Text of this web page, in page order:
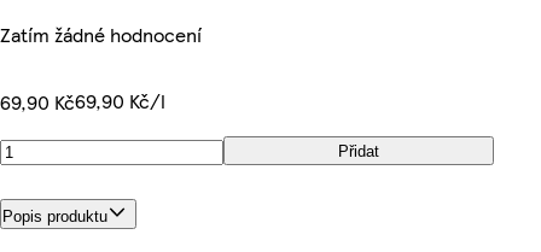
Zatím žádné hodnocení
69,90 Kč69,90 Kč/l
Přidat
Popis produktu